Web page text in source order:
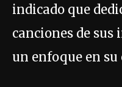
indicado que
canciones de sus
un enfoque en